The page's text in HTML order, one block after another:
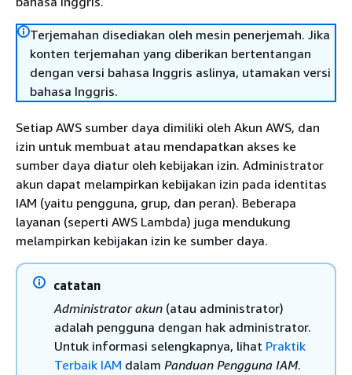
Terjemahan disediakan oleh mesin penerjemah. Jika
konten terjemahan yang diberikan bertentangan
dengan versi bahasa Inggris aslinya, utamakan versi
bahasa Inggris.
Setiap AWS sumber daya dimiliki oleh Akun AWS, dan
izin untuk membuat atau mendapatkan akses ke
sumber daya diatur oleh kebijakan izin. Administrator
akun dapat melampirkan kebijakan izin pada identitas
IAM (yaitu pengguna, grup, dan peran). Beberapa
layanan (seperti AWS Lambda) juga mendukung
melampirkan kebijakan izin ke sumber daya.
catatan
Administrator akun (atau administrator)
adalah pengguna dengan hak administrator.
Untuk informasi selengkapnya, lihat Praktik
Terbaik IAM dalam Panduan Pengguna IAM.